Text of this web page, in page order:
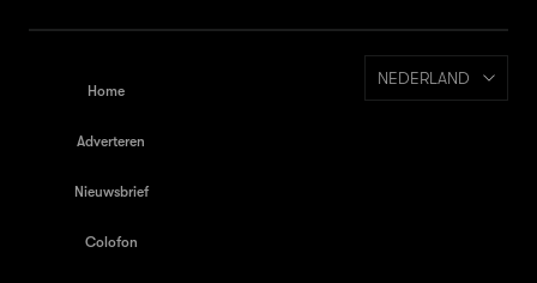
Home
Adverteren
Nieuwsbrief
Colofon
NEDERLAND